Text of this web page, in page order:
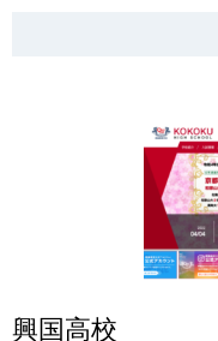
興国高校